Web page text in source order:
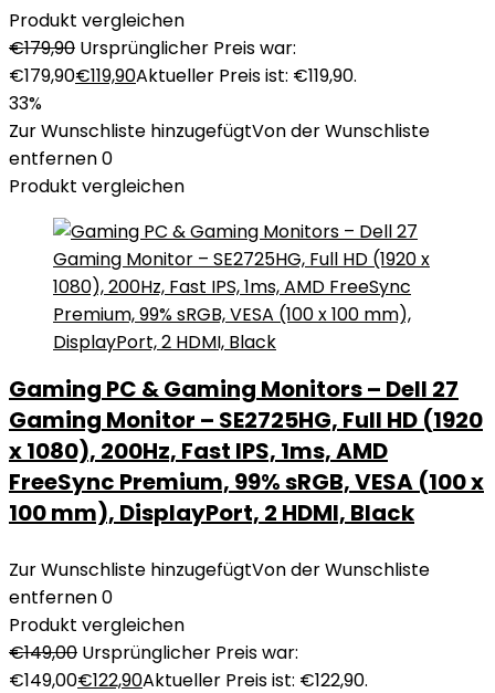
Produkt vergleichen
€179,90 Ursprünglicher Preis war:
€179,90€119,90Aktueller Preis ist: €119,90.
33%
Zur Wunschliste hinzugefügtVon der Wunschliste
entfernen0
Produkt vergleichen
Gaming PC & Gaming Monitors – Dell 27
Gaming Monitor – SE2725HG, Full HD (1920
x 1080), 200Hz, Fast IPS, 1ms, AMD
FreeSync Premium, 99% sRGB, VESA (100 x
100 mm), DisplayPort, 2 HDMI, Black
Zur Wunschliste hinzugefügtVon der Wunschliste
entfernen0
Produkt vergleichen
€149,00 Ursprünglicher Preis war:
€149,00€122,90Aktueller Preis ist: €122,90.